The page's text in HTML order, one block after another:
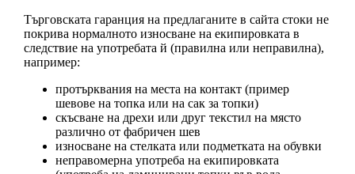
Търговската гаранция на предлаганите в сайта стоки не
покрива нормалното износване на екипировката в
следствие на употребата й (правилна или неправилна),
например:
протърквания на места на контакт (пример
шевове на топка или на сак за топки)
скъсване на дрехи или друг текстил на място
различно от фабричен шев
износване на стелката или подметката на обувки
неправомерна употреба на екипировката